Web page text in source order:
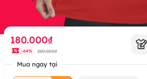
180.000₫
-64% 280.000₫
Mua ngay tại